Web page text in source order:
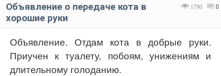
1790 0
Объявление о передаче кота в
хорошие руки
Объявление. Отдам кота в добрые руки.
Приучен к туалету, побоям, унижениям и
длительному голоданию.